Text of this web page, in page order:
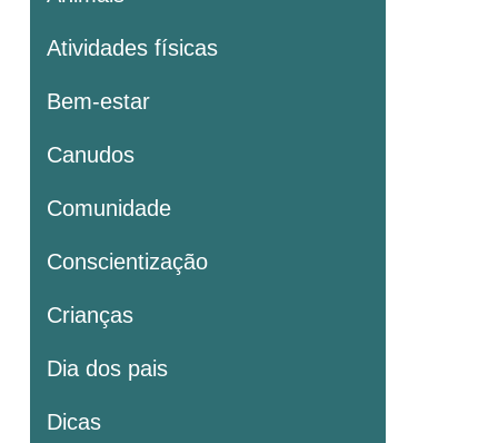
Atividades físicas
Bem-estar
Canudos
Comunidade
Conscientização
Crianças
Dia dos pais
Dicas